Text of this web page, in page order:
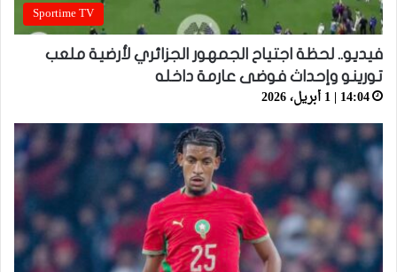
Sportime TV
فيديو.. لحظة اجتياح الجمهور الجزائري لأرضية ملعب
تورينو وإحداث فوضى عارمة داخله
14:04 | 1 أبريل، 2026